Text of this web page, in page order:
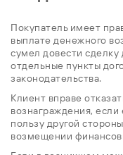
Покупатель имеет
выплате денежного
сумел довести сделку
отдельные пункты
законодательства.
Клиент вправе
вознаграждения, если
пользу другой
возмещении